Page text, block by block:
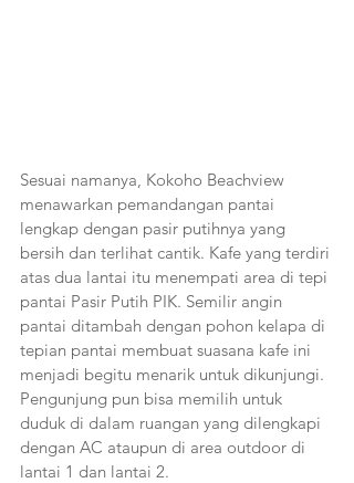
Sesuai namanya, Kokoho Beachview
menawarkan pemandangan pantai
lengkap dengan pasir putihnya yang
bersih dan terlihat cantik. Kafe yang terdiri
atas dua lantai itu menempati area di tepi
pantai Pasir Putih PIK. Semilir angin
pantai ditambah dengan pohon kelapa di
tepian pantai membuat suasana kafe ini
menjadi begitu menarik untuk dikunjungi.
Pengunjung pun bisa memilih untuk
duduk di dalam ruangan yang dilengkapi
dengan AC ataupun di area outdoor di
lantai 1 dan lantai 2.